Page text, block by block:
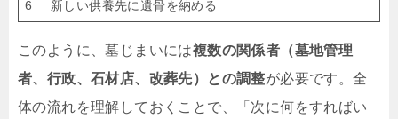
6 新しい供養先に遺骨を納める
このように、墓じまいには複数の関係者（墓地管理
者、行政、石材店、改葬先）との調整が必要です。全
体の流れを理解しておくことで、「次に何をすればい